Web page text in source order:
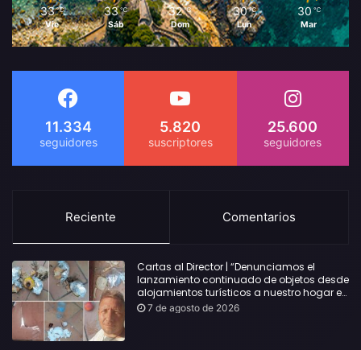
33 ℃
Vie
33 ℃
Sáb
32 ℃
Dom
30 ℃
Lun
30 ℃
Mar
11.334 5.820 25.600
Reciente Comentarios
Cartas al Director | “Denunciamos el
lanzamiento continuado de objetos desde
alojamientos turísticos a nuestro hogar en
Lloret: Podría haber causado una
7 de agosto de 2026